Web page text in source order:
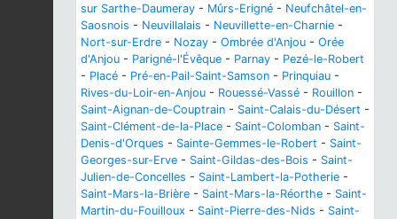
sur Sarthe-Daumeray - Mûrs-Erigné - Neufchâtel-en-
Saosnois - Neuvillalais - Neuvillette-en-Charnie -
Nort-sur-Erdre - Nozay - Ombrée d'Anjou - Orée
d'Anjou - Parigné-l'Évêque - Parnay - Pezé-le-Robert
- Placé - Pré-en-Pail-Saint-Samson - Prinquiau -
Rives-du-Loir-en-Anjou - Rouessé-Vassé - Rouillon -
Saint-Aignan-de-Couptrain - Saint-Calais-du-Désert -
Saint-Clément-de-la-Place - Saint-Colomban - Saint-
Denis-d'Orques - Sainte-Gemmes-le-Robert - Saint-
Georges-sur-Erve - Saint-Gildas-des-Bois - Saint-
Julien-de-Concelles - Saint-Lambert-la-Potherie -
Saint-Mars-la-Brière - Saint-Mars-la-Réorthe - Saint-
Martin-du-Fouilloux - Saint-Pierre-des-Nids - Saint-